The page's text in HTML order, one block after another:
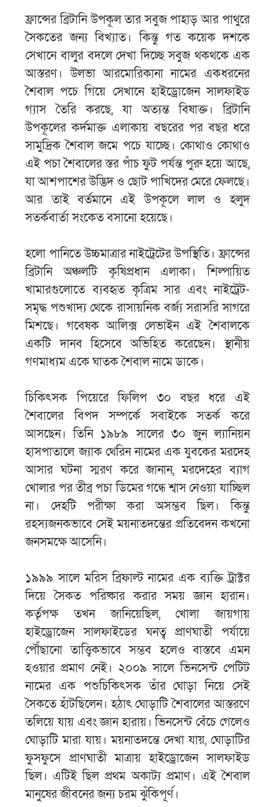
ফ্রান্সের ব্রিটানি উপকূল তার সবুজ পাহাড় আর পাথুরে
সৈকতের জন্য বিখ্যাত। কিন্তু গত কয়েক দশকে
সেখানে বালুর বদলে দেখা দিচ্ছে সবুজ থকথকে এক
আস্তরণ। উলভা আরমোরিকানা নামের একধরনের
শৈবাল পচে গিয়ে সেখানে হাইড্রোজেন সালফাইড
গ্যাস তৈরি করছে, যা অত্যন্ত বিষাক্ত। ব্রিটানি
উপকূলের কর্দমাক্ত এলাকায় বছরের পর বছর ধরে
সামুদ্রিক শৈবাল জমে পচে যাচ্ছে। কোথাও কোথাও
এই পচা শৈবালের স্তর পাঁচ ফুট পর্যন্ত পুরু হয়ে আছে,
যা আশপাশের উদ্ভিদ ও ছোট পাখিদের মেরে ফেলছে।
আর তাই বর্তমানে এই উপকূলে লাল ও হলুদ
সতর্কবার্তা সংকেত বসানো হয়েছে।
হলো পানিতে উচ্চমাত্রার নাইট্রেটের উপস্থিতি। ফ্রান্সের
ব্রিটানি অঞ্চলটি কৃষিপ্রধান এলাকা। শিল্পায়িত
খামারগুলোতে ব্যবহৃত কৃত্রিম সার এবং নাইট্রেট-
সমৃদ্ধ পশুখাদ্য থেকে রাসায়নিক বর্জ্য সরাসরি সাগরে
মিশছে। গবেষক আলিক্স লেভাইন এই শৈবালকে
একটি দানব হিসেবে অভিহিত করেছেন। স্থানীয়
গণমাধ্যম একে ঘাতক শৈবাল নামে ডাকে।
চিকিৎসক পিয়েরে ফিলিপ ৩০ বছর ধরে এই
শৈবালের বিপদ সম্পর্কে সবাইকে সতর্ক করে
আসছেন। তিনি ১৯৮৯ সালের ৩০ জুন ল্যানিয়ন
হাসপাতালে জ্যাক থেরিন নামের এক যুবকের মরদেহ
আসার ঘটনা স্মরণ করে জানান, মরদেহের ব্যাগ
খোলার পর তীব্র পচা ডিমের গন্ধে শ্বাস নেওয়া যাচ্ছিল
না। দেহটি পরীক্ষা করা অসম্ভব ছিল। কিন্তু
রহস্যজনকভাবে সেই ময়নাতদন্তের প্রতিবেদন কখনো
জনসমক্ষে আসেনি।
১৯৯৯ সালে মরিস ব্রিফাল্ট নামের এক ব্যক্তি ট্রাক্টর
দিয়ে সৈকত পরিষ্কার করার সময় জ্ঞান হারান।
কর্তৃপক্ষ তখন জানিয়েছিল, খোলা জায়গায়
হাইড্রোজেন সালফাইডের ঘনত্ব প্রাণঘাতী পর্যায়ে
পৌঁছানো তাত্ত্বিকভাবে সম্ভব হলেও বাস্তবে এমন
হওয়ার প্রমাণ নেই। ২০০৯ সালে ভিনসেন্ট পেটিট
নামের এক পশুচিকিৎসক তাঁর ঘোড়া নিয়ে সেই
সৈকতে হাঁটছিলেন। হঠাৎ ঘোড়াটি শৈবালের আস্তরণে
তলিয়ে যায় এবং জ্ঞান হারায়। ভিনসেন্ট বেঁচে গেলেও
ঘোড়াটি মারা যায়। ময়নাতদন্তে দেখা যায়, ঘোড়াটির
ফুসফুসে প্রাণঘাতী মাত্রায় হাইড্রোজেন সালফাইড
ছিল। এটিই ছিল প্রথম অকাট্য প্রমাণ। এই শৈবাল
মানুষের জীবনের জন্য চরম ঝুঁকিপূর্ণ।